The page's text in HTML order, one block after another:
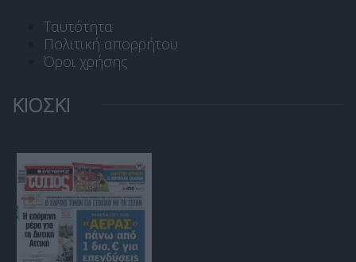
Ταυτότητα
Πολιτική απορρήτου
Όροι χρήσης
ΚΙΟΣΚΙ